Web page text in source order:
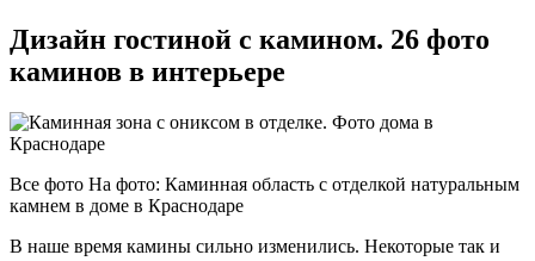
Дизайн гостиной с камином. 26 фото
каминов в интерьере
Все фото На фото: Каминная область с отделкой натуральным
камнем в доме в Краснодаре
В наше время камины сильно изменились. Некоторые так и